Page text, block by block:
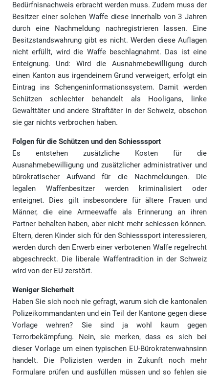
Bedürfnisnachweis erbracht werden muss. Zudem muss der
Besitzer einer solchen Waffe diese innerhalb von 3 Jahren
durch eine Nachmeldung nachregistrieren lassen. Eine
Besitzstandswahrung gibt es nicht. Werden diese Auflagen
nicht erfüllt, wird die Waffe beschlagnahmt. Das ist eine
Enteignung. Und: Wird die Ausnahmebewilligung durch
einen Kanton aus irgendeinem Grund verweigert, erfolgt ein
Eintrag ins Schengeninformationssystem. Damit werden
Schützen schlechter behandelt als Hooligans, linke
Gewalttäter und andere Straftäter in der Schweiz, obschon
sie gar nichts verbrochen haben.
Folgen für die Schützen und den Schiesssport
Es entstehen zusätzliche Kosten für die
Ausnahmebewilligung und zusätzlicher administrativer und
bürokratischer Aufwand für die Nachmeldungen. Die
legalen Waffenbesitzer werden kriminalisiert oder
enteignet. Dies gilt insbesondere für ältere Frauen und
Männer, die eine Armeewaffe als Erinnerung an ihren
Partner behalten haben, aber nicht mehr schiessen können.
Eltern, deren Kinder sich für den Schiesssport interessieren,
werden durch den Erwerb einer verbotenen Waffe regelrecht
abgeschreckt. Die liberale Waffentradition in der Schweiz
wird von der EU zerstört.
Weniger Sicherheit
Haben Sie sich noch nie gefragt, warum sich die kantonalen
Polizeikommandanten und ein Teil der Kantone gegen diese
Vorlage wehren? Sie sind ja wohl kaum gegen
Terrorbekämpfung. Nein, sie merken, dass es sich bei
dieser Vorlage um einen typischen EU-Bürokratenwahnsinn
handelt. Die Polizisten werden in Zukunft noch mehr
Formulare prüfen und ausfüllen müssen und so fehlen sie